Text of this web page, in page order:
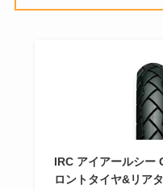
IRC アイアールシー
ロントタイヤ&リア